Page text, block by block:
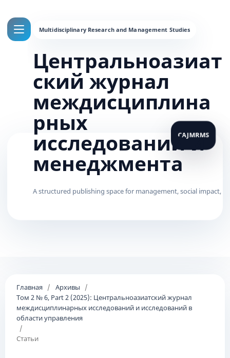
Центральноазиат
ский журнал
междисциплина
рных
исследований и
менеджмента
Главная / Архивы
/
Том 2 № 6, Part 2 (2025): Центральноазиатский журнал
междисциплинарных исследований и исследований в
области управления
/
Статьи